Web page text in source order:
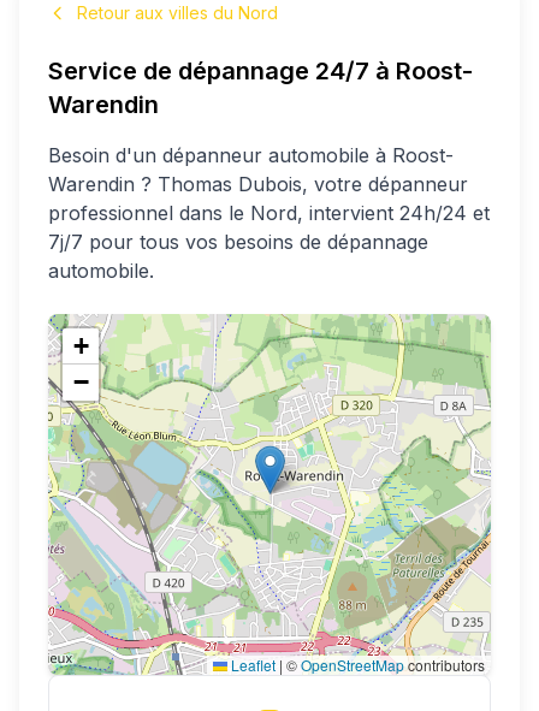
Retour aux villes du Nord
Service de dépannage 24/7 à Roost-
Warendin
Besoin d'un dépanneur automobile à Roost-
Warendin ? Thomas Dubois, votre dépanneur
professionnel dans le Nord, intervient 24h/24 et
7j/7 pour tous vos besoins de dépannage
automobile.
+
−
Leaflet | ©OpenStreetMapcontributors